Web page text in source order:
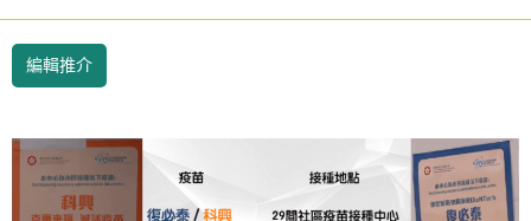
編輯推介